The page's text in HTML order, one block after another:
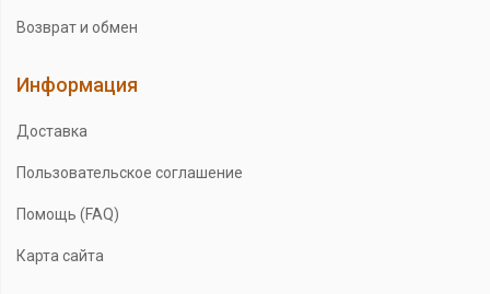
Возврат и обмен
Информация
Доставка
Пользовательское соглашение
Помощь (FAQ)
Карта сайта